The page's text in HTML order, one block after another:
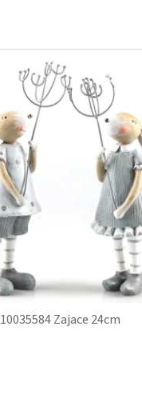
10035584 Zajace 24cm